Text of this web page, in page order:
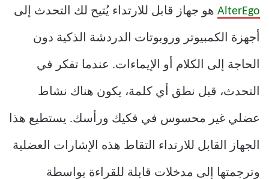
AlterEgo هو جهاز قابل للارتداء يُتيح لك التحدث إلى
أجهزة الكمبيوتر وروبوتات الدردشة الذكية دون
الحاجة إلى الكلام أو الإيماءات. عندما تفكر في
التحدث، قبل نطق أي كلمة، يكون هناك نشاط
عضلي غير محسوس في فكيك ورأسك. يستطيع هذا
الجهاز القابل للارتداء التقاط هذه الإشارات العضلية
وترجمتها إلى مدخلات قابلة للقراءة بواسطة